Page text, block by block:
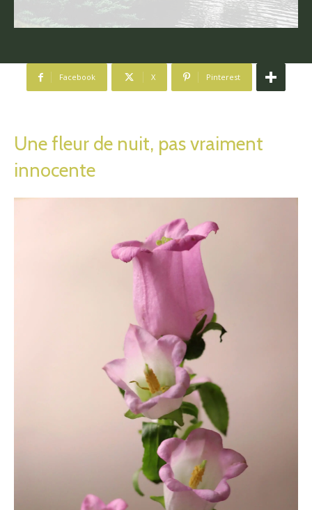
Facebook X Pinterest
Une fleur de nuit, pas vraiment
innocente